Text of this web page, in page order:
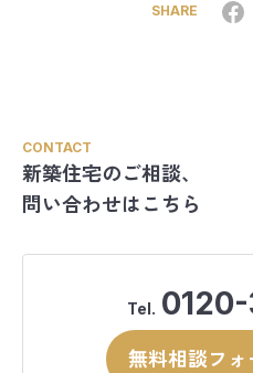
SHARE
CONTACT
新築住宅のご相談、
問い合わせはこちら
Tel.
無料相談フォ